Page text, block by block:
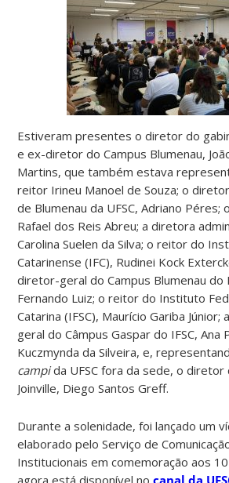
Estiveram presentes o diretor do
e ex-diretor do Campus Blumenau,
Martins, que também estava
reitor Irineu Manoel de Souza; o
de Blumenau da UFSC, Adriano Péres;
Rafael dos Reis Abreu; a diretora
Carolina Suelen da Silva; o reitor do
Catarinense (IFC), Rudinei Kock
diretor-geral do Campus Blumenau do
Fernando Luiz; o reitor do Instituto
Catarina (IFSC), Maurício Gariba Júnior;
geral do Câmpus Gaspar do IFSC, Ana
Kuczmynda da Silveira, e,
campida UFSC fora da sede, o diretor
Joinville, Diego Santos Greff.
Durante a solenidade, foi lançado um
elaborado pelo Serviço de
Institucionais em comemoração aos
agora está disponível nocanal da